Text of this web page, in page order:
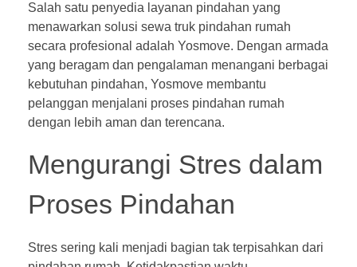
Salah satu penyedia layanan pindahan yang
menawarkan solusi sewa truk pindahan rumah
secara profesional adalah Yosmove. Dengan armada
yang beragam dan pengalaman menangani berbagai
kebutuhan pindahan, Yosmove membantu
pelanggan menjalani proses pindahan rumah
dengan lebih aman dan terencana.
Mengurangi Stres dalam
Proses Pindahan
Stres sering kali menjadi bagian tak terpisahkan dari